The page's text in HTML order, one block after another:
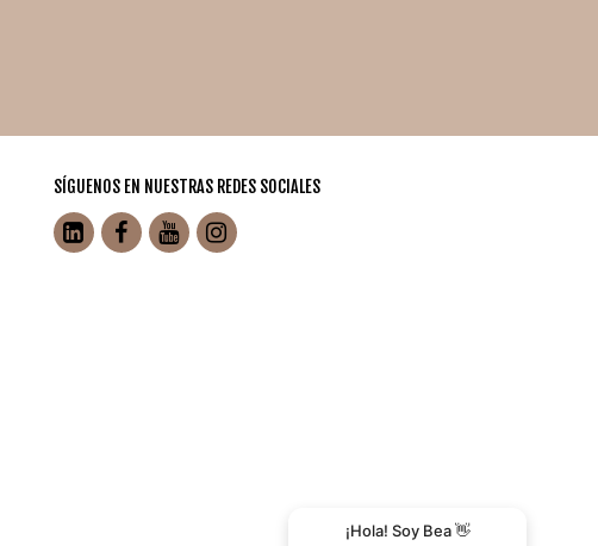
¡Hola! Soy Bea 👋
SÍGUENOS EN NUESTRAS REDES SOCIALES